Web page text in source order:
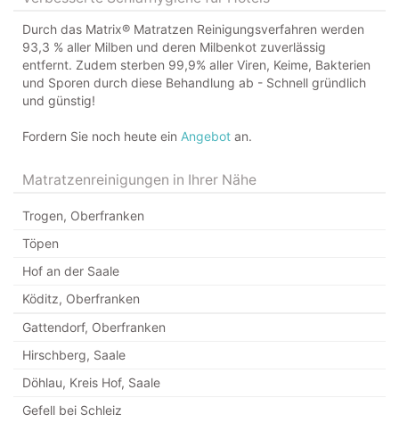
Durch das Matrix® Matratzen Reinigungsverfahren werden
93,3 % aller Milben und deren Milbenkot zuverlässig
entfernt. Zudem sterben 99,9% aller Viren, Keime, Bakterien
und Sporen durch diese Behandlung ab - Schnell gründlich
und günstig!
Fordern Sie noch heute ein Angebot an.
Matratzenreinigungen in Ihrer Nähe
Trogen, Oberfranken
Töpen
Hof an der Saale
Köditz, Oberfranken
Gattendorf, Oberfranken
Hirschberg, Saale
Döhlau, Kreis Hof, Saale
Gefell bei Schleiz